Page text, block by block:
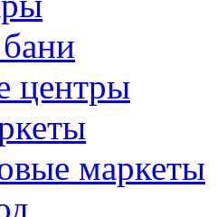
центры
маркеты